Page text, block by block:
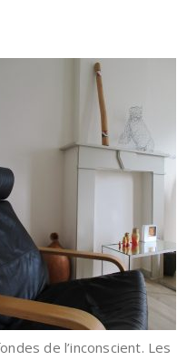
de l’inconscient. Les